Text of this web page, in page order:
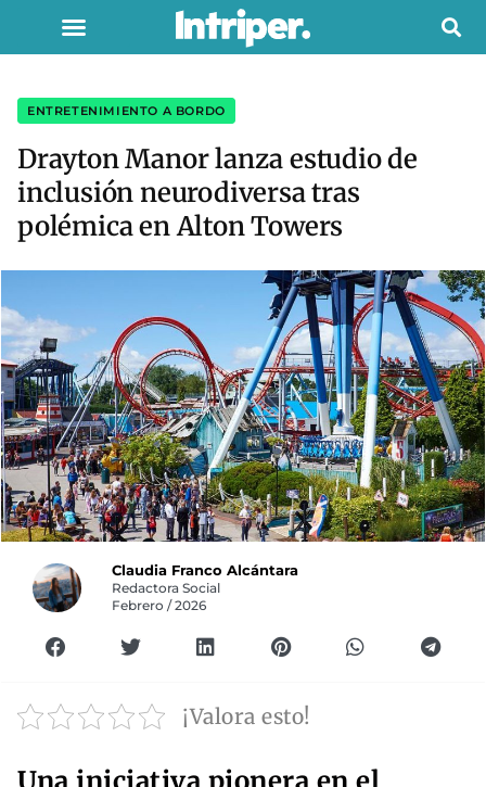
ENTRETENIMIENTO A BORDO
Drayton Manor lanza estudio de
inclusión neurodiversa tras
polémica en Alton Towers
Claudia Franco Alcántara
Redactora Social
Febrero / 2026
¡Valora esto!